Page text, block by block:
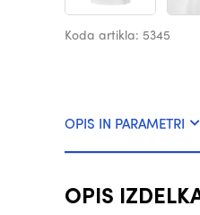
Koda artikla: 5345
OPIS IN PARAMETRI
OPIS